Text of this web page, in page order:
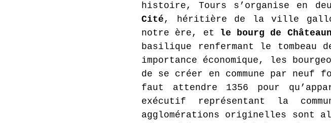
histoire, Tours s’organise en
Cité, héritière de la ville gallo-
notre ère, et
le bourg de
basilique renfermant le tombeau
importance économique, les
de se créer en commune par
faut attendre 1356 pour
exécutif représentant la
agglomérations originelles sont